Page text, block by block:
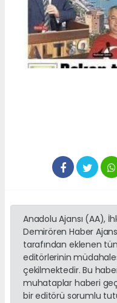
Anadolu Ajansı (AA),
Demirören Haber
tarafından eklenen
editörlerinin
çekilmektedir. Bu
muhataplar haberi
bir editörü sorumlu